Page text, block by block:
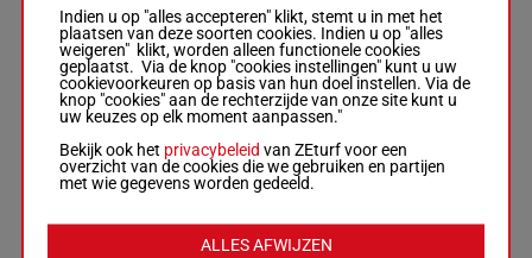
LOVE
UNLIMITED
Chantal
Sutherland-
Enrique
Hernandez
Box: 9 -M/5 -
6p 7p 4p 9p (22)
M/556.5
kg
6p 7p 4p
9p (22)
4p
9
Indien u op "alles accepteren" klikt, stemt u in met het
plaatsen van deze soorten cookies. Indien u op "alles
weigeren" klikt, worden alleen functionele cookies
geplaatst. Via de knop "cookies instellingen" kunt u uw
cookievoorkeuren op basis van hun doel instellen. Via de
knop "cookies" aan de rechterzijde van onze site kunt u
uw keuzes op elk moment aanpassen."
Bekijk ook het privacybeleid van ZEturf voor een
overzicht van de cookies die we gebruiken en partijen
met wie gegevens worden gedeeld.
ALLES AFWIJZEN